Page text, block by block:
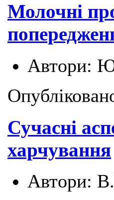
Молочні
Автори:
Сучасні
харчування
Автори: